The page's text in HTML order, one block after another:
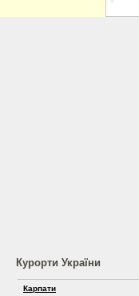
Курорти України
Карпати